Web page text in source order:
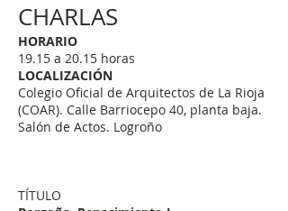
CHARLAS
HORARIO
19.15 a 20.15 horas
LOCALIZACIÓN
Colegio Oficial de Arquitectos de La Rioja
(COAR). Calle Barriocepo 40, planta baja.
Salón de Actos. Logroño
TÍTULO